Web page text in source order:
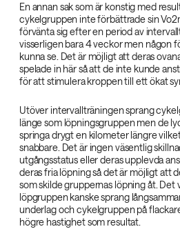
En annan sak som är konstig med
cykelgruppen inte förbättrade sin
förvänta sig efter en period av
visserligen bara 4 veckor men någon
kunna se. Det är möjligt att deras
spelade in här så att de inte kunde
för att stimulera kroppen till ett ökat
Utöver intervallträningen sprang
länge som löpningsgruppen men de
springa drygt en kilometer längre
snabbare. Det är ingen väsentlig
utgångsstatus eller deras upplevda
deras fria löpning så det är möjligt att
som skilde gruppernas löpning åt. Det
löpgruppen kanske sprang
underlag och cykelgruppen på
högre hastighet som resultat.